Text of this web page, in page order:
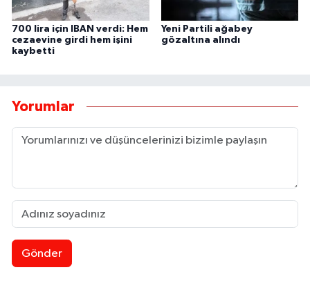
700 lira için IBAN verdi: Hem
cezaevine girdi hem işini
kaybetti
Yeni Partili ağabey
gözaltına alındı
Yorumlar
Gönder